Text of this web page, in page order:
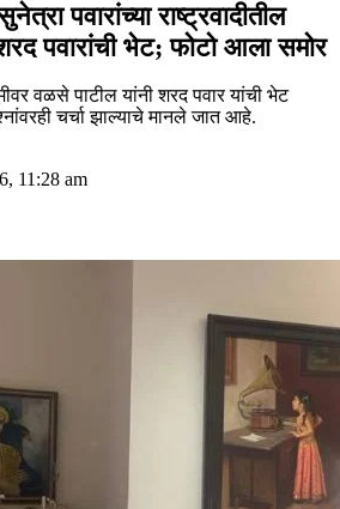
पवारांच्या राष्ट्रवादीतील
पवारांची भेट; फोटो आला समोर
वळसे पाटील यांनी शरद पवार यांची भेट
चर्चा झाल्याचे मानले जात आहे.
11:28 am